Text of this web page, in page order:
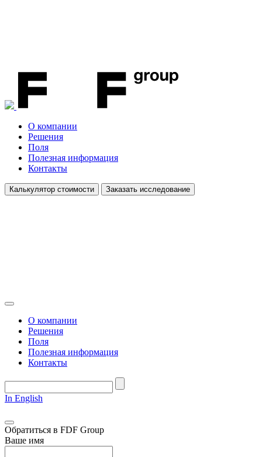
О компании
Решения
Поля
Полезная информация
Контакты
Калькулятор стоимости Заказать исследование
О компании
Решения
Поля
Полезная информация
Контакты
In English
Обратиться в FDF Group
Ваше имя